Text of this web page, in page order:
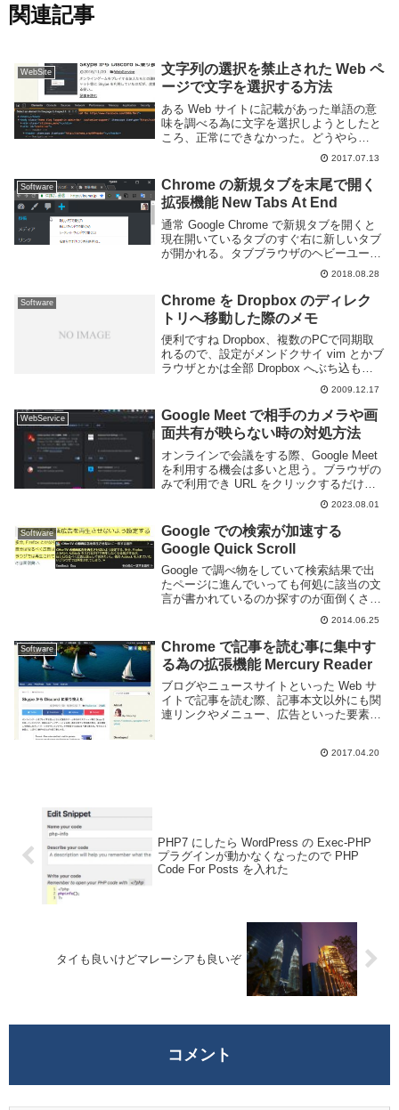
関連記事
WebSite
文字列の選択を禁止された Web ペ
ージで文字を選択する方法
ある Web サイトに記載があった単語の意
味を調べる為に文字を選択しようとしたと
ころ、正常にできなかった。どうやら
Web サイト全体に文字列の選択を禁止す
る JavaScript のコードが動いているよう
であった。文字列の選択を禁止する理...
2017.07.13
Software
Chrome の新規タブを末尾で開く
拡張機能 New Tabs At End
通常 Google Chrome で新規タブを開くと
現在開いているタブのすぐ右に新しいタブ
が開かれる。タブブラウザのヘビーユーザ
ーであればこの挙動が好きではない人もい
ると思うが、Google Chrome 標準ではタブ
の表示位置を変更する事...
2018.08.28
Software
Chrome を Dropbox のディレク
トリへ移動した際のメモ
便利ですね Dropbox、複数のPCで同期取
れるので、設定がメンドクサイ vim とかブ
ラウザとかは全部 Dropbox へぶち込もう
かと思っています。2GBなんてあっという
間に埋まりそうで怖いです。さて、先日設
定した Chrome を ...
2009.12.17
WebService
Google Meet で相手のカメラや画
面共有が映らない時の対処方法
オンラインで会議をする際、Google Meet
を利用する機会は多いと思う。ブラウザの
みで利用でき URL をクリックするだけで
会議に参加できる手軽さが魅力のビデオ通
話アプリだ。音声・ビデオだけでなく画面
共有もできる優れものだ。しかし、状...
2023.08.01
Software
Google での検索が加速する
Google Quick Scroll
Google で調べ物をしていて検索結果で出
たページに進んでいっても何処に該当の文
言が書かれているのか探すのが面倒くさい
時がある。というか面倒くさい。という時
に便利な拡張機能が Google 公式であっ
た。使い方特にこれといって何か操作す
る...
2014.06.25
Software
Chrome で記事を読む事に集中す
る為の拡張機能 Mercury Reader
ブログやニュースサイトといった Web サ
イトで記事を読む際、記事本文以外にも関
連リンクやメニュー、広告といった要素な
利な事もありますし、広告は Web サイト
2017.04.20
PHP7 にしたら WordPress の Exec-PHP
プラグインが動かなくなったので PHP
Code For Posts を入れた
タイも良いけどマレーシアも良いぞ
コメント